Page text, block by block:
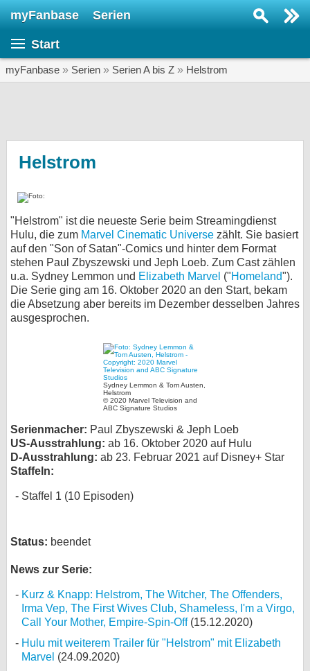
myFanbase Serien
Start
myFanbase » Serien » Serien A bis Z » Helstrom
Helstrom
"Helstrom" ist die neueste Serie beim Streamingdienst
Hulu, die zum Marvel Cinematic Universe zählt. Sie basiert
auf den "Son of Satan"-Comics und hinter dem Format
stehen Paul Zbyszewski und Jeph Loeb. Zum Cast zählen
u.a. Sydney Lemmon und Elizabeth Marvel ("Homeland").
Die Serie ging am 16. Oktober 2020 an den Start, bekam
die Absetzung aber bereits im Dezember desselben Jahres
ausgesprochen.
Sydney Lemmon & Tom Austen,
Helstrom
© 2020 Marvel Television and
ABC Signature Studios
Serienmacher: Paul Zbyszewski & Jeph Loeb
US-Ausstrahlung: ab 16. Oktober 2020 auf Hulu
D-Ausstrahlung: ab 23. Februar 2021 auf Disney+ Star
Staffeln:
Staffel 1 (10 Episoden)
Status: beendet
News zur Serie:
Kurz & Knapp: Helstrom, The Witcher, The Offenders,
Irma Vep, The First Wives Club, Shameless, I'm a Virgo,
Call Your Mother, Empire-Spin-Off(15.12.2020)
Hulu mit weiterem Trailer für "Helstrom" mit Elizabeth
Marvel (24.09.2020)
SERIEN
Specials
SERVICE
Gewinnspiele
Forum
bei Facebook
Kontakt
Nutzungsbedingungen
Datenschutz